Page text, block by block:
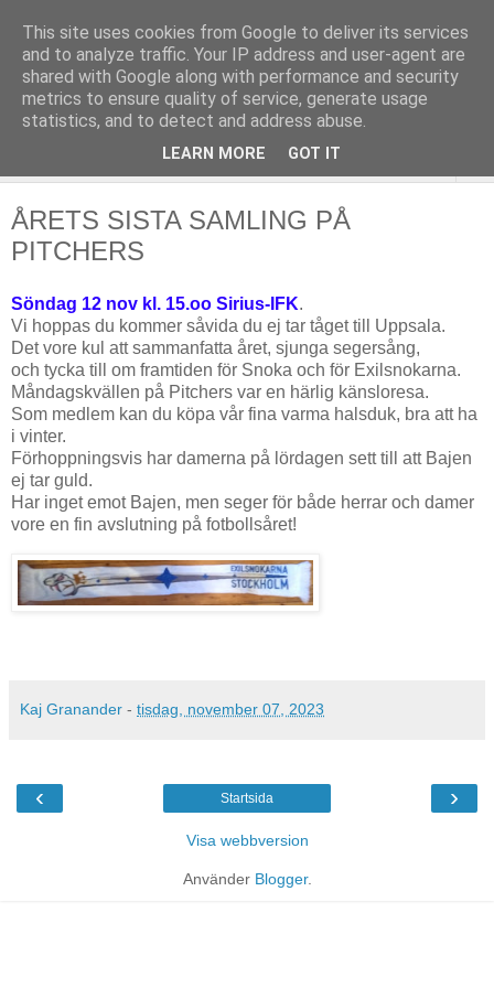
ÅRETS SISTA SAMLING PÅ
PITCHERS
Söndag 12 nov kl. 15.oo Sirius-IFK.
Vi hoppas du kommer såvida du ej tar tåget till Uppsala.
Det vore kul att sammanfatta året, sjunga segersång,
och tycka till om framtiden för Snoka och för Exilsnokarna.
Måndagskvällen på Pitchers var en härlig känsloresa.
Som medlem kan du köpa vår fina varma halsduk, bra att ha
i vinter.
Förhoppningsvis har damerna på lördagen sett till att Bajen
ej tar guld.
Har inget emot Bajen, men seger för både herrar och damer
vore en fin avslutning på fotbollsåret!
Kaj Granander - tisdag, november 07, 2023
‹ ›
Startsida
Visa webbversion
Använder Blogger.
This site uses cookies from Google to deliver its services
and to analyze traffic. Your IP address and user-agent are
shared with Google along with performance and security
metrics to ensure quality of service, generate usage
statistics, and to detect and address abuse.
LEARN MORE GOT IT